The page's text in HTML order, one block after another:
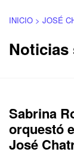
INICIO > JOSÉ
Noticias
Sabrina
orquestó
José